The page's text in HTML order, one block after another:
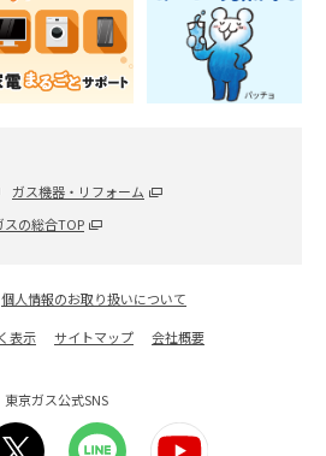
ガス機器・リフォーム
スの総合TOP
個人情報のお取り扱いについて
表示
サイトマップ 会社概要
東京ガス公式SNS